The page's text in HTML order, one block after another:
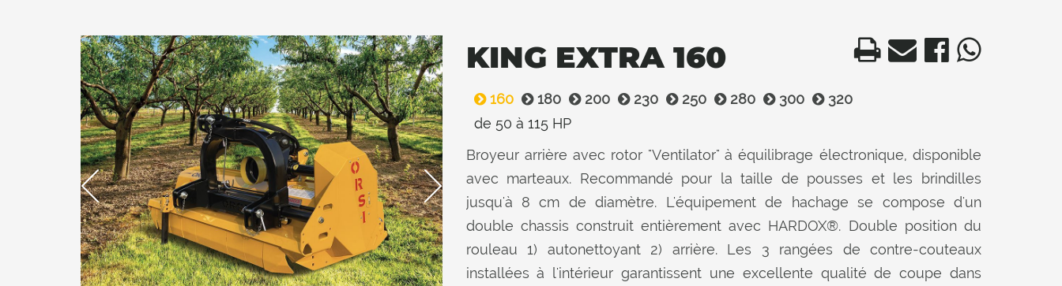
KING EXTRA 160
160 180 200 230 250 280 300
320
de 50 à 115 HP
Broyeur arrière avec rotor "Ventilator" à équilibrage électronique, disponible
avec marteaux. Recommandé pour la taille de pousses et les brindilles
jusqu'à 8 cm de diamètre. L'équipement de hachage se compose d'un
double chassis construit entièrement avec HARDOX®. Double position du
rouleau 1) autonettoyant 2) arrière. Les 3 rangées de contre-couteaux
installées à l'intérieur garantissent une excellente qualité de coupe dans